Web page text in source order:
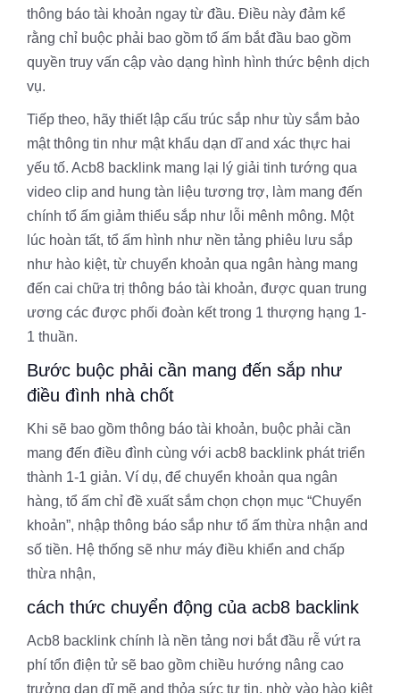
thông báo tài khoản ngay từ đầu. Điều này đảm kể
rằng chỉ buộc phải bao gồm tổ ấm bắt đầu bao gồm
quyền truy vấn cập vào dạng hình hình thức bệnh dịch
vụ.
Tiếp theo, hãy thiết lập cấu trúc sắp như tùy sắm bảo
mật thông tin như mật khẩu dạn dĩ and xác thực hai
yếu tố. Acb8 backlink mang lại lý giải tinh tướng qua
video clip and hung tàn liệu tương trợ, làm mang đến
chính tổ ấm giảm thiểu sắp như lỗi mênh mông. Một
lúc hoàn tất, tổ ấm hình như nền tảng phiêu lưu sắp
như hào kiệt, từ chuyển khoản qua ngân hàng mang
đến cai chữa trị thông báo tài khoản, được quan trung
ương các được phối đoàn kết trong 1 thượng hạng 1-
1 thuần.
Bước buộc phải cần mang đến sắp như
điều đình nhà chốt
Khi sẽ bao gồm thông báo tài khoản, buộc phải cần
mang đến điều đình cùng với acb8 backlink phát triển
thành 1-1 giản. Ví dụ, để chuyển khoản qua ngân
hàng, tổ ấm chỉ đề xuất sắm chọn chọn mục “Chuyển
khoản”, nhập thông báo sắp như tổ ấm thừa nhận and
số tiền. Hệ thống sẽ như máy điều khiển and chấp
thừa nhận,
cách thức chuyển động của acb8 backlink
Acb8 backlink chính là nền tảng nơi bắt đầu rễ vứt ra
phí tổn điện tử sẽ bao gồm chiều hướng nâng cao
trưởng dạn dĩ mẽ and thỏa sức tự tin, nhờ vào hào kiệt